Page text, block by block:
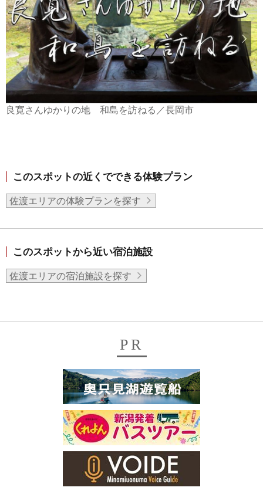
良寛さんゆかりの地 和島を訪ねる／長岡市
このスポットの近くでできる体験プラン
佐渡エリアの体験プランを探す
このスポットから近い宿泊施設
佐渡エリアの宿泊施設を探す
PR